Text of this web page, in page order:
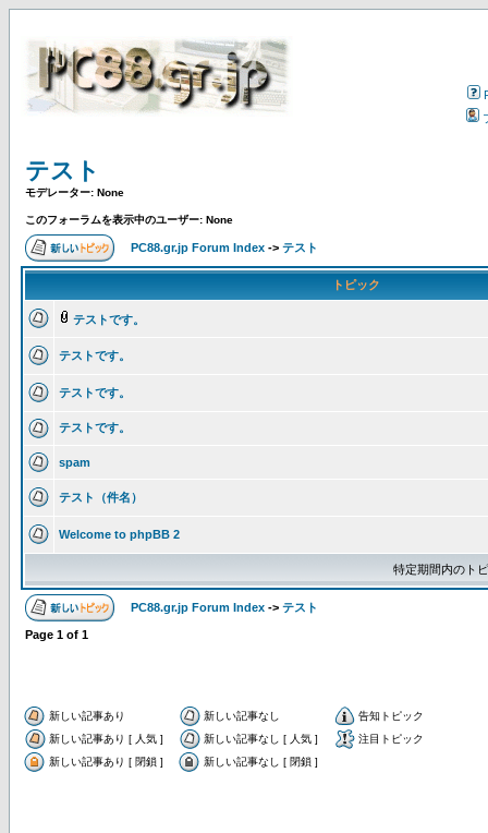
テスト
モデレーター: None
このフォーラムを表示中のユーザー: None
PC88.gr.jp Forum Index -> テスト
トピック
テストです。
テストです。
テストです。
テストです。
spam
テスト（件名）
Welcome to phpBB 2
特定期間内のト
PC88.gr.jp Forum Index -> テスト
Page 1 of 1
新しい記事あり 新しい記事なし
告知トピック
新しい記事あり [ 人気 ]
新しい記事なし [ 人気 ]
注目トピック
新しい記事あり [ 閉鎖 ]
新しい記事なし [ 閉鎖 ]